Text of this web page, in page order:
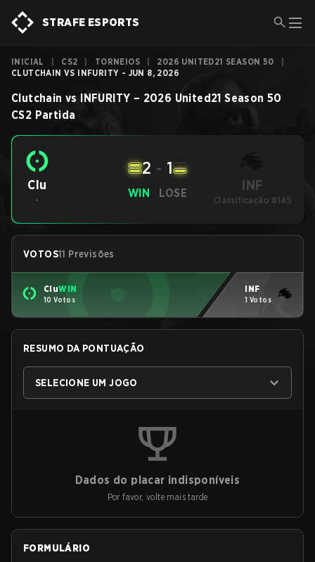
STRAFE ESPORTS
INICIAL CS2 TORNEIOS 2026 UNITED21 SEASON 50
CLUTCHAIN VS INFURITY - JUN 8, 2026
Clutchain vs INFURITY – 2026 United21 Season 50
CS2 Partida
Clu
-
WIN
2 - 1
LOSE INF
Classificação #145
VOTOS11 Previsões
CluWIN
10 Votos
INF
1 Votos
RESUMO DA PONTUAÇÃO
SELECIONE UM JOGO
Dados do placar indisponíveis
Por favor, volte mais tarde
FORMULÁRIO